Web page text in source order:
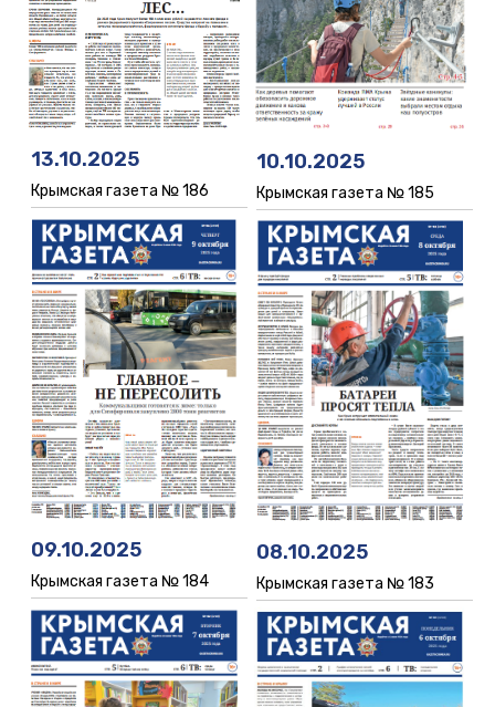
13.10.2025
Крымская газета № 186
10.10.2025
Крымская газета № 185
09.10.2025
Крымская газета № 184
08.10.2025
Крымская газета № 183